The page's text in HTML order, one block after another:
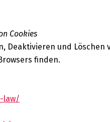
Cookies
Deaktivieren und
finden.
law/